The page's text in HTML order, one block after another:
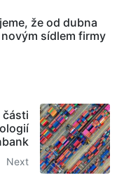
že od dubna
sídlem firmy
části
Next